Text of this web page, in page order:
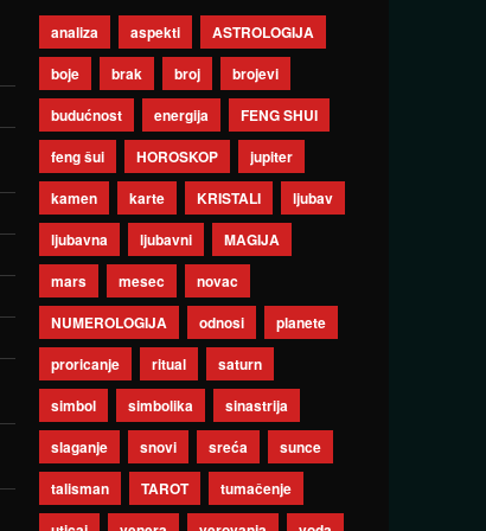
analiza aspekti
ASTROLOGIJA
boje
brak broj
brojevi
budućnost
energija
FENG SHUI
feng šui
HOROSKOP
jupiter
kamen
karte KRISTALI
ljubav
ljubavna
ljubavni
MAGIJA
mars
mesec
novac
NUMEROLOGIJA
odnosi
planete
proricanje
ritual
saturn
simbol
simbolika
sinastrija
slaganje
snovi sreća
sunce
talisman
TAROT
tumačenje